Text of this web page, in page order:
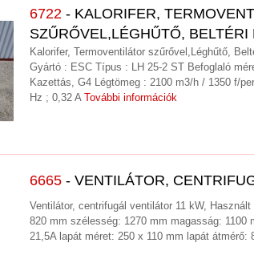
6722- KALORIFER,
SZŰRŐVEL,LÉGHŰTŐ,
Kalorifer, Termoventilátor szűrővel,Léghűtő,
Gyártó : ESC Típus : LH 25-2 ST Befoglaló
Kazettás, G4 Légtömeg : 2100 m3/h / 1350 f/
Hz ; 0,32 A További információk
6665- VENTILÁTOR,
Ventilátor, centrifugál ventilátor 11 kW,
820 mm szélesség: 1270 mm magasság: 1100
21,5A lapát méret: 250 x 110 mm lapát átmérő: